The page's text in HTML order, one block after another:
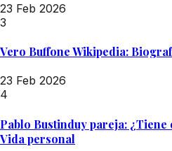
23 Feb 2026
3
Vero Buffone Wikipedia:
23 Feb 2026
4
Pablo Bustinduy pareja: ¿Tiene
Vida personal